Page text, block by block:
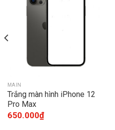
MAIN
Trắng màn hình iPhone 12
Pro Max
650.000₫